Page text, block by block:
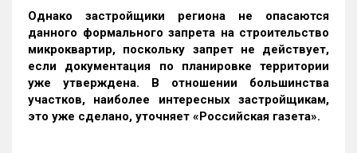
Однако застройщики региона не опасаются
данного формального запрета на строительство
микроквартир, поскольку запрет не действует,
если документация по планировке территории
уже утверждена. В отношении большинства
участков, наиболее интересных застройщикам,
это уже сделано, уточняет «Российская газета».